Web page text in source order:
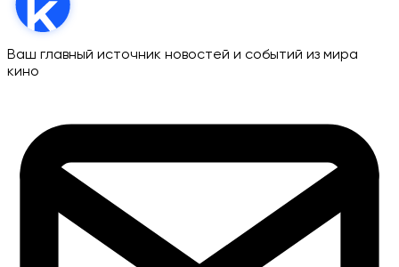
Ваш главный источник новостей и событий из мира
кино